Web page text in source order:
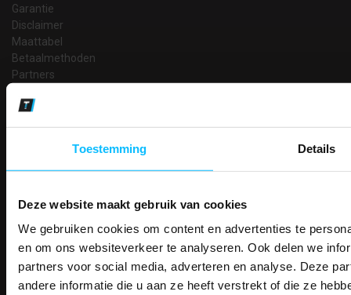
Toestemming Details
Deze website maakt gebruik van cookies
We gebruiken cookies om content en advertenties te
en om ons websiteverkeer te analyseren. Ook delen we
partners voor social media, adverteren en analyse. Deze
andere informatie die u aan ze heeft verstrekt of die ze
Garantie
Disclaimer
Maattabel
Betaalmethoden
Partners
Makkelijk shoppen
Gratis verzending in Nederland vanaf € 150,- excl. BTW
14 Dagen tijd om te herroepen
Email
Inschrijven
ONTVANG
KORTING OP
PAK